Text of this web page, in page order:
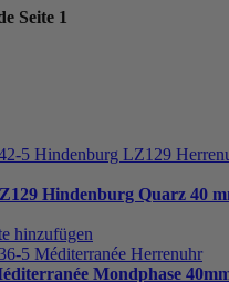
Seite 1
Hindenburg Quarz 40
hinzufügen
Mondphase